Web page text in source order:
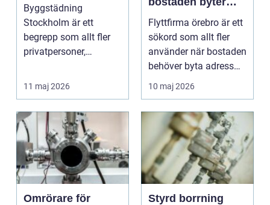
Byggstädning
Stockholm är ett
begrepp som allt fler
privatpersoner,
fastighetsägare s...
11 maj 2026
adress
Flyttfirma örebro är ett
sökord som allt fler
använder när bostaden
behöver byta adress
och vardagen...
10 maj 2026
Omrörare för
Styrd borrning